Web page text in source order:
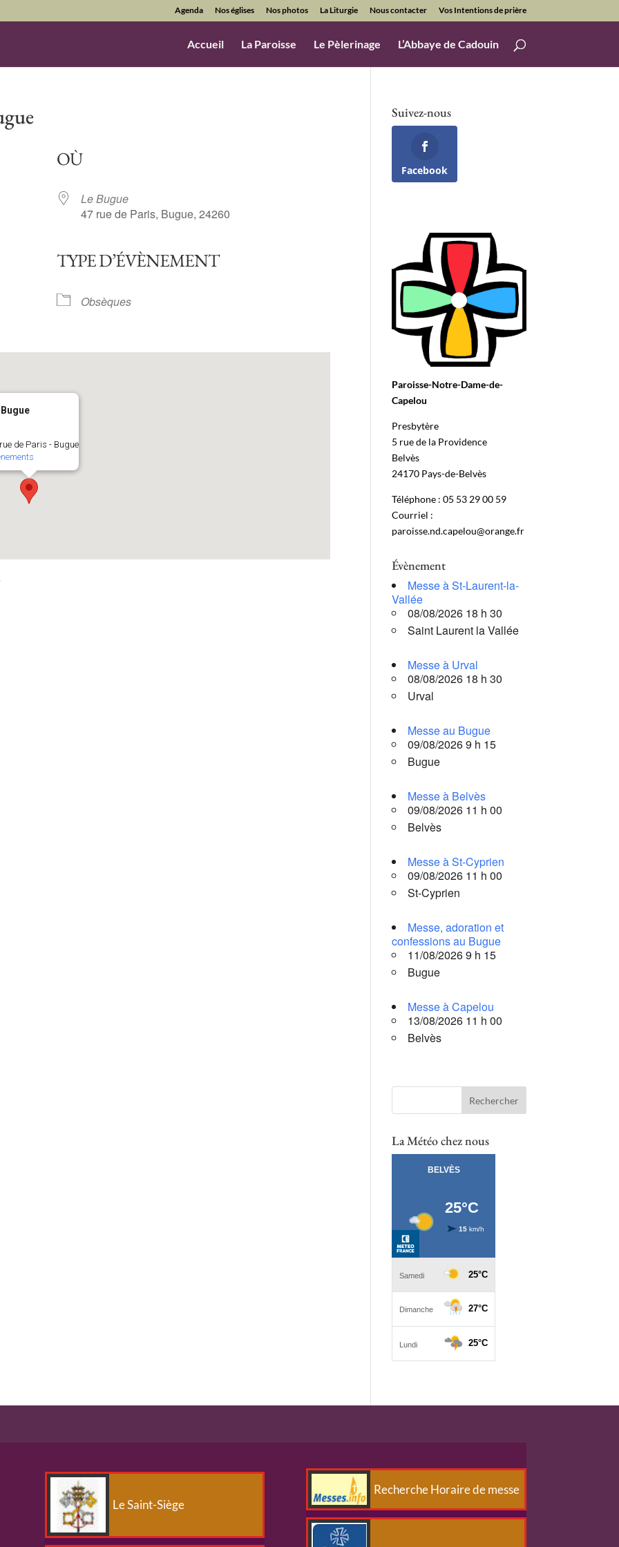
Agenda Nos églises Nos photos La Liturgie Nous contacter Vos Intentions de prière
Accueil La Paroisse Le Pèlerinage L’Abbaye de Cadouin
Outlook Live
OÙ
Le Bugue
47 rue de Paris, Bugue, 24260
TYPE D’ÉVÈNEMENT
Obsèques
Bugue
de Paris - Bugue
Suivez-nous
Facebook
Paroisse-Notre-Dame-de-
Capelou
Presbytère
5 rue de la Providence
Belvès
24170 Pays-de-Belvès
Téléphone : 05 53 29 00 59
Courriel :
paroisse.nd.capelou@orange.fr
Évènement
Messe à St-Laurent-la-
Vallée
08/08/2026 18 h 30
Saint Laurent la Vallée
Messe à Urval
08/08/2026 18 h 30
Urval
Messe au Bugue
09/08/2026 9 h 15
Bugue
Messe à Belvès
09/08/2026 11 h 00
Belvès
Messe à St-Cyprien
09/08/2026 11 h 00
St-Cyprien
Messe, adoration et
confessions au Bugue
11/08/2026 9 h 15
Bugue
Messe à Capelou
13/08/2026 11 h 00
Belvès
La Météo chez nous
Le Saint-Siège
Recherche Horaire de messe